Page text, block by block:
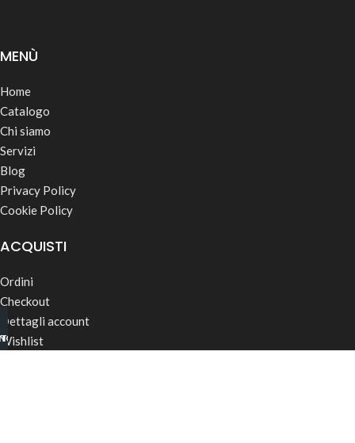
MENÙ
Home
Catalogo
Chi siamo
Servizi
Blog
Privacy Policy
Cookie Policy
ACQUISTI
Ordini
Checkout
Dettagli account
Wishlist
B2B